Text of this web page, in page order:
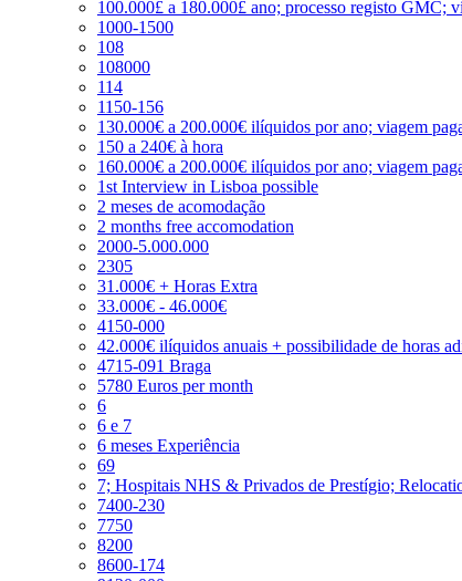
100.000£ a 180.000£ ano; processo registo GMC;
1000-1500
108
108000
114
1150-156
130.000€ a 200.000€ ilíquidos por ano; viagem
150 a 240€ à hora
160.000€ a 200.000€ ilíquidos por ano; viagem
1st Interview in Lisboa possible
2 meses de acomodação
2 months free accomodation
2000-5.000.000
2305
31.000€ + Horas Extra
33.000€ - 46.000€
4150-000
42.000€ ilíquidos anuais + possibilidade de horas
4715-091 Braga
5780 Euros per month
6
6 e 7
6 meses Experiência
69
7; Hospitais NHS & Privados de Prestígio;
7400-230
7750
8200
8600-174